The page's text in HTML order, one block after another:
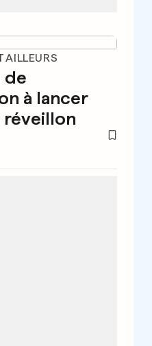
AILLEURS
de
à lancer
réveillon